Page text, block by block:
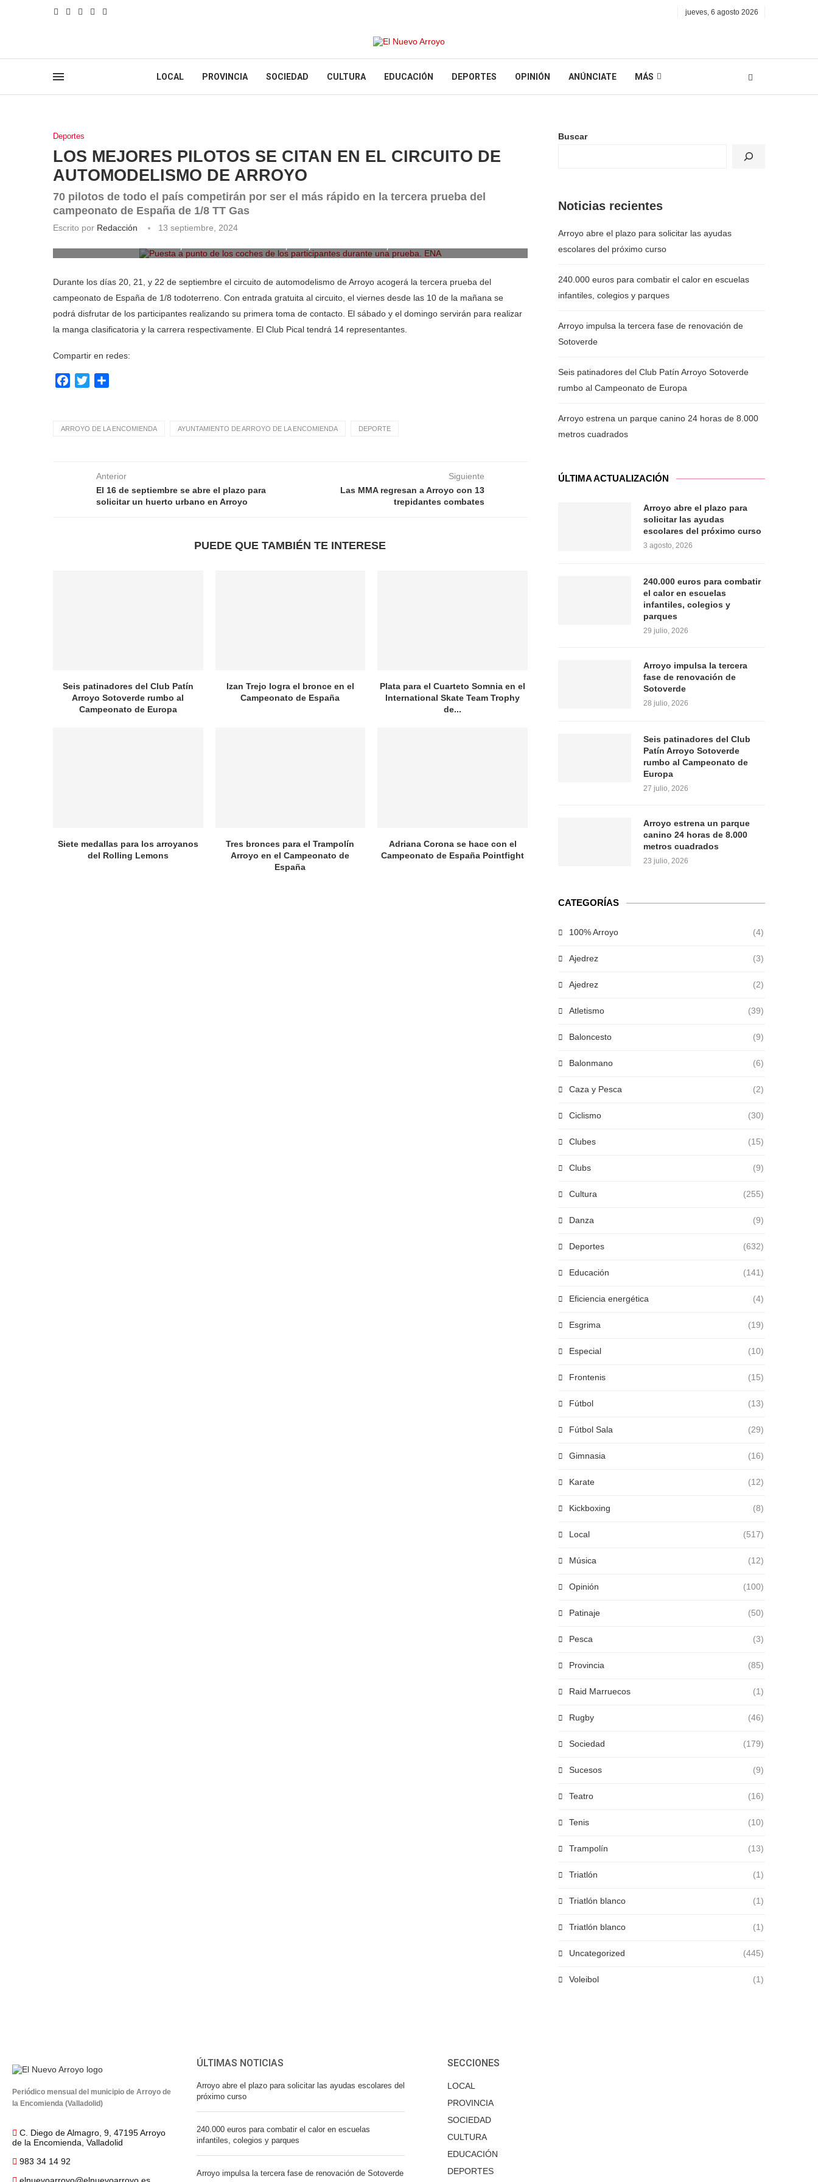
jueves, 6 agosto 2026
LOCAL PROVINCIA SOCIEDAD CULTURA EDUCACIÓN DEPORTES OPINIÓN ANÚNCIATE MÁS
Deportes
LOS MEJORES PILOTOS SE CITAN EN EL CIRCUITO DE
AUTOMODELISMO DE ARROYO
70 pilotos de todo el país competirán por ser el más rápido en la tercera prueba del
campeonato de España de 1/8 TT Gas
Escrito por Redacción
13 septiembre, 2024
Durante los días 20, 21, y 22 de septiembre el circuito de automodelismo de Arroyo acogerá la tercera prueba del
campeonato de España de 1/8 todoterreno. Con entrada gratuita al circuito, el viernes desde las 10 de la mañana se
podrá disfrutar de los participantes realizando su primera toma de contacto. El sábado y el domingo servirán para realizar
la manga clasificatoria y la carrera respectivamente. El Club Pical tendrá 14 representantes.
Compartir en redes:
Facebook
Twitter
ARROYO DE LA ENCOMIENDA AYUNTAMIENTO DE ARROYO DE LA ENCOMIENDA DEPORTE
Anterior
El 16 de septiembre se abre el plazo para
solicitar un huerto urbano en Arroyo
Siguiente
Las MMA regresan a Arroyo con 13
trepidantes combates
PUEDE QUE TAMBIÉN TE INTERESE
Seis patinadores del Club Patín
Arroyo Sotoverde rumbo al
Campeonato de Europa
Izan Trejo logra el bronce en el
Campeonato de España
Plata para el Cuarteto Somnia en el
International Skate Team Trophy
de...
Siete medallas para los arroyanos
del Rolling Lemons
Tres bronces para el Trampolín
Arroyo en el Campeonato de
España
Adriana Corona se hace con el
Campeonato de España Pointfight
Buscar
Noticias recientes
Arroyo abre el plazo para solicitar las ayudas
escolares del próximo curso
240.000 euros para combatir el calor en escuelas
infantiles, colegios y parques
Arroyo impulsa la tercera fase de renovación de
Sotoverde
Seis patinadores del Club Patín Arroyo Sotoverde
rumbo al Campeonato de Europa
Arroyo estrena un parque canino 24 horas de 8.000
metros cuadrados
ÚLTIMA ACTUALIZACIÓN
Arroyo abre el plazo para
solicitar las ayudas
escolares del próximo curso
3 agosto, 2026
240.000 euros para combatir
el calor en escuelas
infantiles, colegios y
parques
29 julio, 2026
Arroyo impulsa la tercera
fase de renovación de
Sotoverde
28 julio, 2026
Seis patinadores del Club
Patín Arroyo Sotoverde
rumbo al Campeonato de
Europa
27 julio, 2026
Arroyo estrena un parque
canino 24 horas de 8.000
metros cuadrados
23 julio, 2026
CATEGORÍAS
100% Arroyo (4)
Ajedrez (3)
Ajedrez (2)
Atletismo (39)
Baloncesto (9)
Balonmano (6)
Caza y Pesca (2)
Ciclismo (30)
Clubes (15)
Clubs (9)
Cultura (255)
Danza (9)
Deportes (632)
Educación (141)
Eficiencia energética (4)
Esgrima (19)
Especial (10)
Frontenis (15)
Fútbol (13)
Fútbol Sala (29)
Gimnasia (16)
Karate (12)
Kickboxing (8)
Local (517)
Música (12)
Opinión (100)
Patinaje (50)
Pesca (3)
Provincia (85)
Raid Marruecos (1)
Rugby (46)
Sociedad (179)
Sucesos (9)
Teatro (16)
Tenis (10)
Trampolín (13)
Triatlón (1)
Triatlón blanco (1)
Triatlón blanco (1)
Uncategorized (445)
Voleibol (1)
Periódico mensual del municipio de Arroyo de
la Encomienda (Valladolid)
C. Diego de Almagro, 9, 47195 Arroyo
de la Encomienda, Valladolid
983 34 14 92
ÚLTIMAS NOTICIAS
Arroyo abre el plazo para solicitar las ayudas escolares del
próximo curso
240.000 euros para combatir el calor en escuelas
infantiles, colegios y parques
Arroyo impulsa la tercera fase de renovación de Sotoverde
SECCIONES
LOCAL
PROVINCIA
SOCIEDAD
CULTURA
EDUCACIÓN
DEPORTES